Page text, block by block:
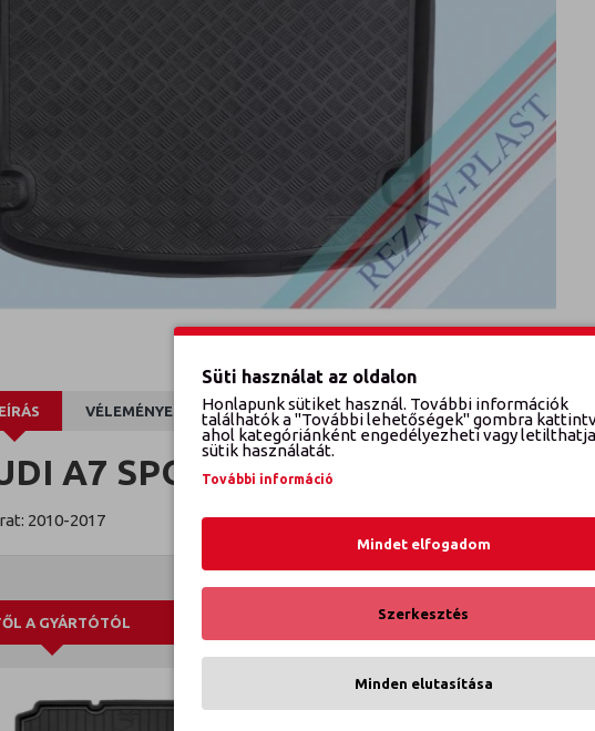
VÉLEMÉNYEK
A7 SPORTBACK Méretpontos
2010-2017
A GYÁRTÓTÓL
Süti használat az oldalon
Honlapunk sütiket használ. További információk
találhatók a "További lehetőségek" gombra
ahol kategóriánként engedélyezheti vagy
sütik használatát.
További információ
Mindet elfogadom
Szerkesztés
Minden elutasítása